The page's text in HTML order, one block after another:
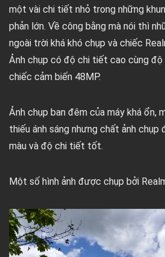
một vài chi tiết nhỏ trong những
phản lớn. Về công bằng mà nói thì
ngoài trời khá khó chụp và chiếc
Ảnh chụp có độ chi tiết cao cùng
chiếc cảm biến 48MP.
Ảnh chụp ban đêm của máy khá ổn,
thiếu ánh sáng nhưng chất ảnh
màu và độ chi tiết tốt.
Một số hình ảnh được chụp bởi